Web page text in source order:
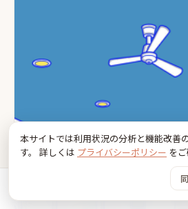
本サイトでは利用状況の分析と機能改善
す。 詳しくは プライバシーポリシー を